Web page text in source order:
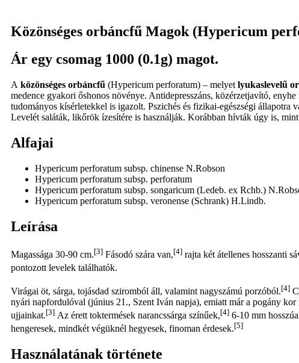
Közönséges orbáncfű Magok (Hypericum
Ár egy csomag 1000 (0.1g) magot.
A közönséges orbáncfű (Hypericum perforatum) – melyet lyukaslevelű
medence gyakori őshonos növénye. Antidepresszáns, közérzetjavító,
tudományos kísérletekkel is igazolt. Pszichés és fizikai-egészségi
Levelét saláták, likőrök ízesítére is használják. Korábban hívták úgy is,
Alfajai
Hypericum perforatum subsp. chinense N.Robson
Hypericum perforatum subsp. perforatum
Hypericum perforatum subsp. songaricum (Ledeb. ex Rchb.)
Hypericum perforatum subsp. veronense (Schrank) H.Lindb.
Leírása
Magassága 30-90 cm.[3] Fásodó szára van,[4] rajta két átellenes hosszanti
pontozott levelek találhatók.
Virágai öt, sárga, tojásdad sziromból áll, valamint nagyszámú porzóból.[4]
nyári napfordulóval (június 21., Szent Iván napja), emiatt már a pogány
ujjainkat.[3] Az érett toktermések narancssárga színűek,[4] 6-10 mm
hengeresek, mindkét végüknél hegyesek, finoman érdesek.[5]
Használatának története